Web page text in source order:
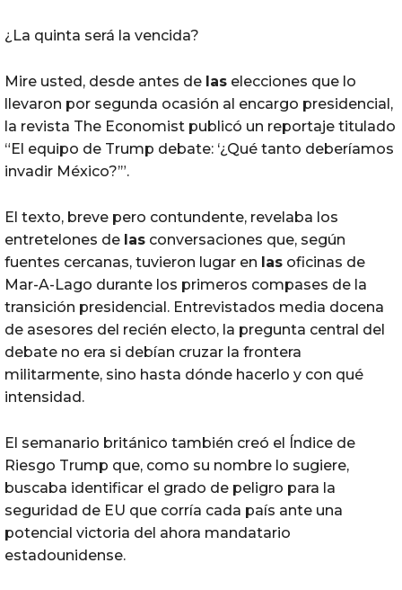
¿La quinta será la vencida?
Mire usted, desde antes de las elecciones que lo
llevaron por segunda ocasión al encargo presidencial,
la revista The Economist publicó un reportaje titulado
“El equipo de Trump debate: ‘¿Qué tanto deberíamos
invadir México?’”.
El texto, breve pero contundente, revelaba los
entretelones de las conversaciones que, según
fuentes cercanas, tuvieron lugar en las oficinas de
Mar-A-Lago durante los primeros compases de la
transición presidencial. Entrevistados media docena
de asesores del recién electo, la pregunta central del
debate no era si debían cruzar la frontera
militarmente, sino hasta dónde hacerlo y con qué
intensidad.
El semanario británico también creó el Índice de
Riesgo Trump que, como su nombre lo sugiere,
buscaba identificar el grado de peligro para la
seguridad de EU que corría cada país ante una
potencial victoria del ahora mandatario
estadounidense.